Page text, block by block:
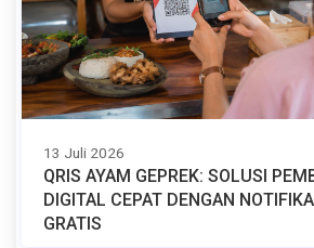
13 Juli 2026
QRIS AYAM GEPREK: SOLUSI
DIGITAL CEPAT DENGAN
GRATIS